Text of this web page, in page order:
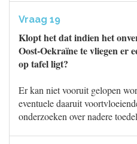
Vraag 19
Klopt het dat indien het
Oost-Oekraïne te vliegen er
op tafel ligt?
Er kan niet vooruit gelopen
eventuele daaruit
onderzoeken over nadere